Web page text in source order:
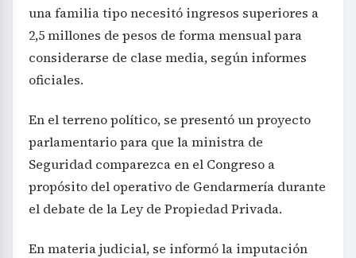
una familia tipo necesitó ingresos superiores a
2,5 millones de pesos de forma mensual para
considerarse de clase media, según informes
oficiales.
En el terreno político, se presentó un proyecto
parlamentario para que la ministra de
Seguridad comparezca en el Congreso a
propósito del operativo de Gendarmería durante
el debate de la Ley de Propiedad Privada.
En materia judicial, se informó la imputación